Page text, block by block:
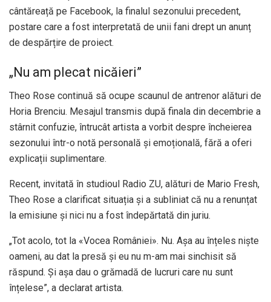
cântăreață pe Facebook, la finalul sezonului precedent,
postare care a fost interpretată de unii fani drept un anunț
de despărțire de proiect.
„Nu am plecat nicăieri”
Theo Rose continuă să ocupe scaunul de antrenor alături de
Horia Brenciu. Mesajul transmis după finala din decembrie a
stârnit confuzie, întrucât artista a vorbit despre încheierea
sezonului într-o notă personală și emoțională, fără a oferi
explicații suplimentare.
Recent, invitată în studioul Radio ZU, alături de Mario Fresh,
Theo Rose a clarificat situația și a subliniat că nu a renunțat
la emisiune și nici nu a fost îndepărtată din juriu.
„Tot acolo, tot la «Vocea României». Nu. Așa au înțeles niște
oameni, au dat la presă și eu nu m-am mai sinchisit să
răspund. Și așa dau o grămadă de lucruri care nu sunt
înțelese”, a declarat artista.